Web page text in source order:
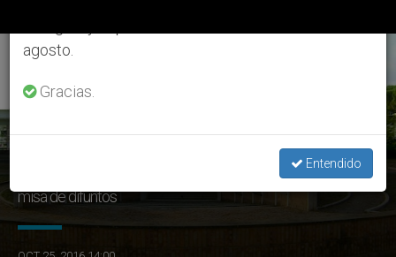
ÚLTIMAS NOTICIAS
El Santo Padre celebrará en el cementerio de Prima Porta la
misa de difuntos
agosto.
Gracias.
Entendido